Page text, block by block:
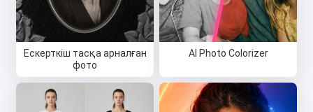
Ескерткіш тасқа арналған
фото
AI Photo Colorizer